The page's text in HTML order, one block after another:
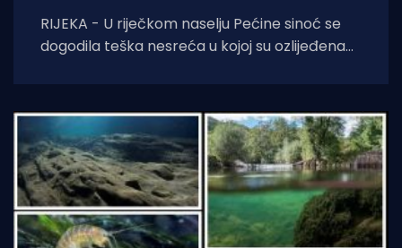
RIJEKA - U riječkom naselju Pećine sinoć se
dogodila teška nesreća u kojoj su ozlijeđena